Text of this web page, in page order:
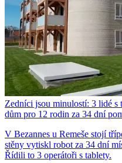
Zedníci jsou minulostí: 3 lidé
dům pro 12 rodin za 34 dní
V Bezannes u Remeše stojí
stěny vytiskl robot za 34 dní
Řídili to 3 operátoři s tablety.